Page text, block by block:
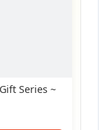
Series ~